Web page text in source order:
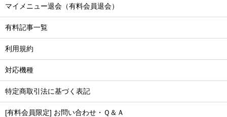
マイメニュー退会（有料会員退会）
有料記事一覧
利用規約
対応機種
特定商取引法に基づく表記
[有料会員限定] お問い合わせ・Ｑ＆Ａ